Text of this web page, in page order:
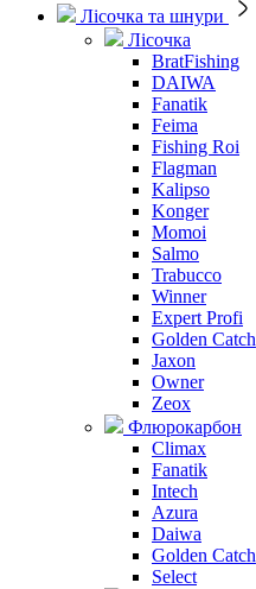
Лісочка та шнури
Лісочка
BratFishing
DAIWA
Fanatik
Feima
Fishing Roi
Flagman
Kalipso
Konger
Momoi
Salmo
Trabucco
Winner
Expert Profi
Golden Catch
Jaxon
Owner
Zeox
Флюрокарбон
Climax
Fanatik
Intech
Azura
Daiwa
Golden Catch
Select